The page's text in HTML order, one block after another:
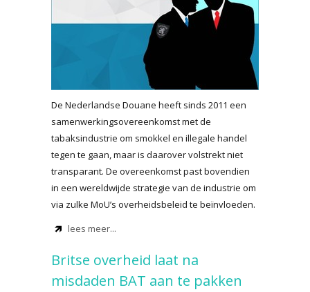
De Nederlandse Douane heeft sinds 2011 een
samenwerkingsovereenkomst met de
tabaksindustrie om smokkel en illegale handel
tegen te gaan, maar is daarover volstrekt niet
transparant. De overeenkomst past bovendien
in een wereldwijde strategie van de industrie om
via zulke MoU’s overheidsbeleid te beïnvloeden.
lees meer...
Britse overheid laat na
misdaden BAT aan te pakken